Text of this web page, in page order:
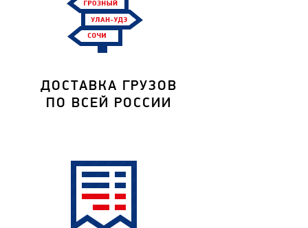
ДОСТАВКА ГРУЗОВ
ПО ВСЕЙ РОССИИ